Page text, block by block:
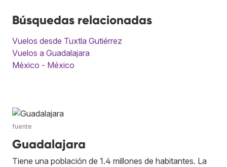
Búsquedas relacionadas
Vuelos desde Tuxtla Gutiérrez
Vuelos a Guadalajara
México - México
fuente
Guadalajara
Tiene una población de 1.4 millones de habitantes. La